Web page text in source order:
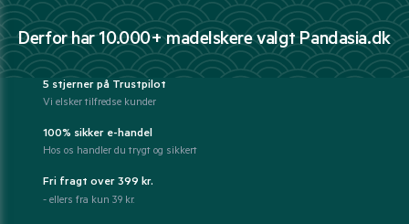
Derfor har 10.000+ madelskere valgt Pandasia.dk
5 stjerner på Trustpilot
Vi elsker tilfredse kunder
100% sikker e-handel
Hos os handler du trygt og sikkert
Fri fragt over 399 kr.
- ellers fra kun 39 kr.